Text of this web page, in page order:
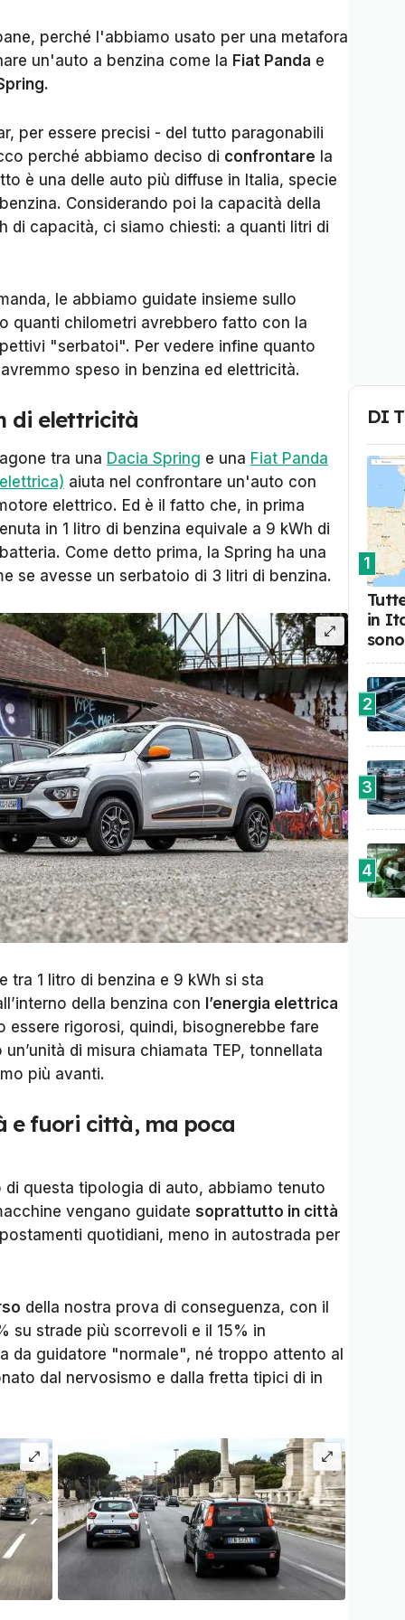
perché l'abbiamo usato per una metafora
un'auto a benzina come la Fiat Panda e
per essere precisi - del tutto paragonabili
perché abbiamo deciso di confrontare la
è una delle auto più diffuse in Italia, specie
Considerando poi la capacità della
di capacità, ci siamo chiesti: a quanti litri di
le abbiamo guidate insieme sullo
quanti chilometri avrebbero fatto con la
"serbatoi". Per vedere infine quanto
speso in benzina ed elettricità.
di elettricità
tra una Dacia Spring e una Fiat Panda
aiuta nel confrontare un'auto con
elettrico. Ed è il fatto che, in prima
in 1 litro di benzina equivale a 9 kWh di
Come detto prima, la Spring ha una
se avesse un serbatoio di 3 litri di benzina.
tra 1 litro di benzina e 9 kWh si sta
della benzina con l’energia elettrica
essere rigorosi, quindi, bisognerebbe fare
di misura chiamata TEP, tonnellata
più avanti.
e fuori città, ma poca
di questa tipologia di auto, abbiamo tenuto
vengano guidate soprattutto in città
quotidiani, meno in autostrada per
della nostra prova di conseguenza, con il
su strade più scorrevoli e il 15% in
da guidatore "normale", né troppo attento al
dal nervosismo e dalla fretta tipici di in
DI
1
in
2
3
4